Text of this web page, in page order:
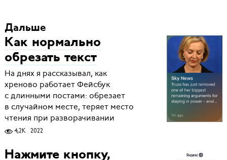
Дальше
Как нормально
обрезать текст
На днях я рассказывал, как
хреново работает Фейсбук
с длинными постами: обрезает
в случайном месте, теряет место
чтения при разворачивании
4,2K 2022
Нажмите кнопку,